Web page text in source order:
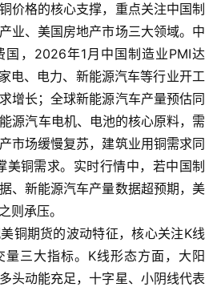
价格的核心支撑，重点关注中国制
业、美国房地产市场三大领域。中
国，2026年1月中国制造业PMI达
电、电力、新能源汽车等行业开工
增长；全球新能源汽车产量预估同
源汽车电机、电池的核心原料，需
市场缓慢复苏，建筑业用铜需求同
美铜需求。实时行情中，若中国制
、新能源汽车产量数据超预期，美
则承压。
铜期货的波动特征，核心关注K线
三大指标。K线形态方面，大阳
头动能充足，十字星、小阴线代表